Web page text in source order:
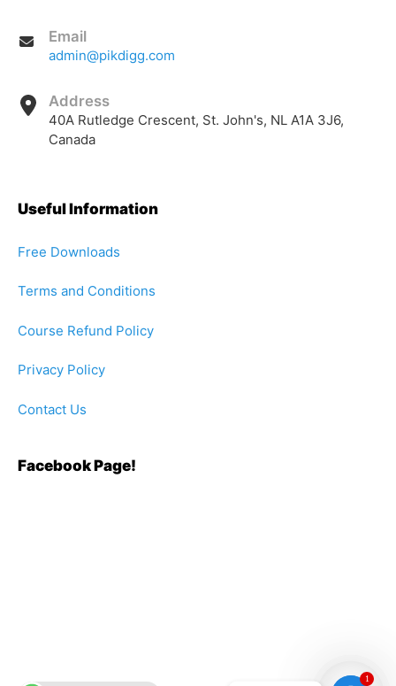
Email
admin@pikdigg.com
Address
40A Rutledge Crescent, St. John's, NL A1A 3J6,
Canada
Useful Information
Free Downloads
Terms and Conditions
Course Refund Policy
Privacy Policy
Contact Us
Facebook Page!
1